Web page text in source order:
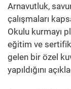
Arnavutluk,
çalışmaları
Okulu kurmayı
eğitim ve
gelen bir özel
yapıldığını